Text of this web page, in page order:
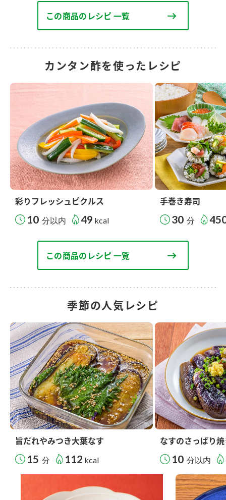
この商品のレシピ 一覧
カンタン酢を使ったレシピ
彩りフレッシュピクルス
10 分以内 49 kcal
手巻き寿司
30 分
この商品のレシピ 一覧
季節の人気レシピ
旨だれやみつき大葉なす
15 分 112 kcal
なすのさっぱり
10 分以内